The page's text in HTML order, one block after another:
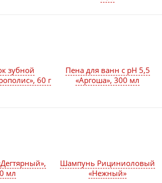
зубной
60 г
Пена для ванн с pH 5,5
«Аргоша», 300 мл
мл
Шампунь Рициниоловый
«Нежный»